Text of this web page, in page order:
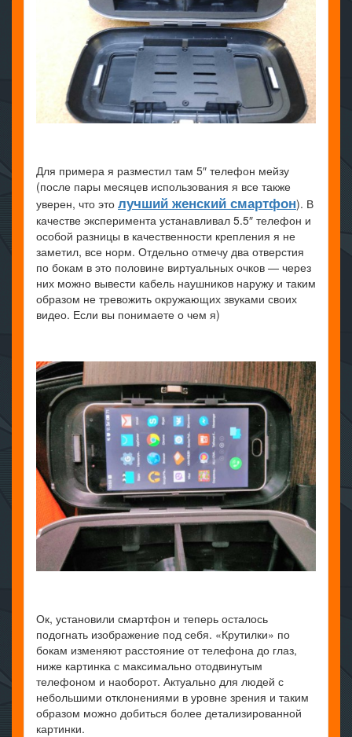
Для примера я разместил там 5″ телефон мейзу
(после пары месяцев использования я все также
уверен, что это лучший женский смартфон). В
качестве эксперимента устанавливал 5.5″ телефон и
особой разницы в качественности крепления я не
заметил, все норм. Отдельно отмечу два отверстия
по бокам в это половине виртуальных очков — через
них можно вывести кабель наушников наружу и таким
образом не тревожить окружающих звуками своих
видео. Если вы понимаете о чем я)
Ок, установили смартфон и теперь осталось
подогнать изображение под себя. «Крутилки» по
бокам изменяют расстояние от телефона до глаз,
ниже картинка с максимально отодвинутым
телефоном и наоборот. Актуально для людей с
небольшими отклонениями в уровне зрения и таким
образом можно добиться более детализированной
картинки.